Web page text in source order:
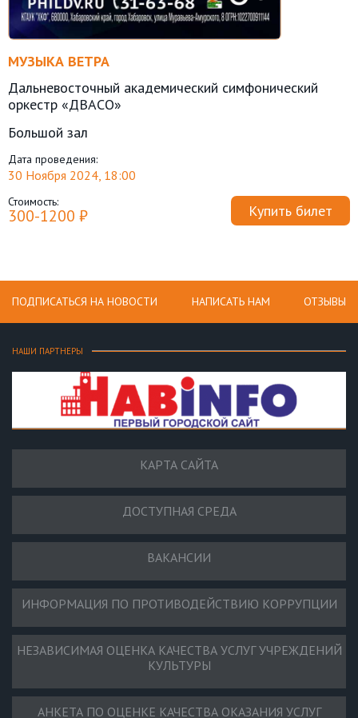
МУЗЫКА ВЕТРА
Дальневосточный академический симфонический
оркестр «ДВАСО»
Большой зал
Дата проведения:
30 Ноября 2024, 18:00
Стоимость:
300-1200 ₽ Купить билет
ПОДПИСАТЬСЯ НА НОВОСТИ НАПИСАТЬ НАМ ОТЗЫВЫ
НАШИ ПАРТНЕРЫ
КАРТА САЙТА
ДОСТУПНАЯ СРЕДА
ВАКАНСИИ
ИНФОРМАЦИЯ ПО ПРОТИВОДЕЙСТВИЮ КОРРУПЦИИ
НЕЗАВИСИМАЯ ОЦЕНКА КАЧЕСТВА УСЛУГ УЧРЕЖДЕНИЙ
КУЛЬТУРЫ
АНКЕТА ПО ОЦЕНКЕ КАЧЕСТВА ОКАЗАНИЯ УСЛУГ